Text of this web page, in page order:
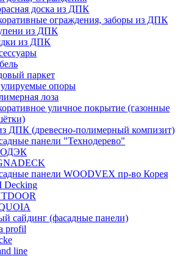
доска из ДПК
ограждения, заборы из ДПК
из ДПК
из ДПК
паркет
опоры
лоза
уличное покрытие (газонные
ДПК (древесно-полимерный компизит)
панели "Технодерево"
панели WOODVEX пр-во Корея
Decking
сайдинг (фасадные панели)
profil
line